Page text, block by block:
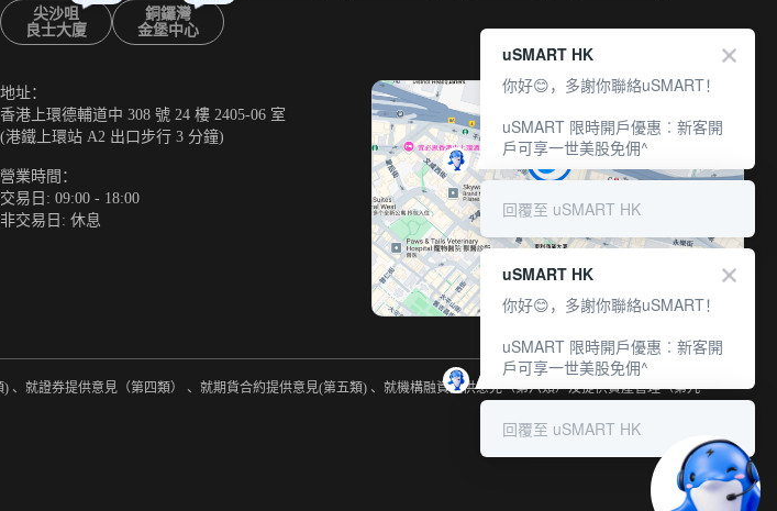
尖沙咀
良士大廈
銅鑼灣
金堡中心
地址：
香港上環德輔道中 308 號 24 樓 2405-06 室
(港鐵上環站 A2 出口步行 3 分鐘)
營業時間：
交易日: 09:00 - 18:00
非交易日: 休息
就證券提供意見（第四類） 、就期貨合約提供意見(第五類) 、就機構融資提供意見（第六類）及提供資產管理（第九
uSMART HK
你好😊，多謝你聯絡uSMART！
uSMART 限時開戶優惠︰新客開
戶可享一世美股免佣^
回覆至 uSMART HK
uSMART HK
你好😊，多謝你聯絡uSMART！
uSMART 限時開戶優惠︰新客開
戶可享一世美股免佣^
回覆至 uSMART HK